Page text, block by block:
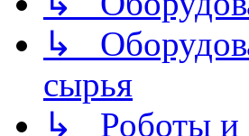
↳
сырья
↳ Роботы и